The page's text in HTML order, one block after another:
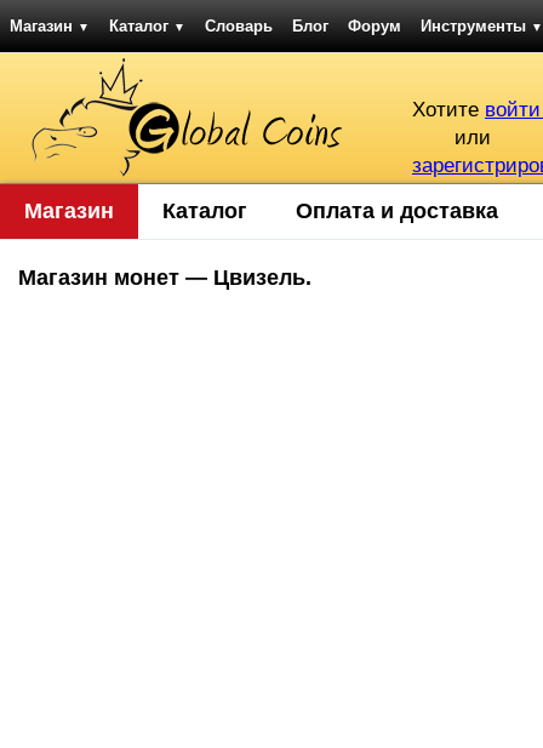
Магазин ▼ Каталог ▼ Словарь Блог Форум Инструменты ▼
Хотите
или
Магазин Каталог Оплата и доставка
Магазин монет — Цвизель.